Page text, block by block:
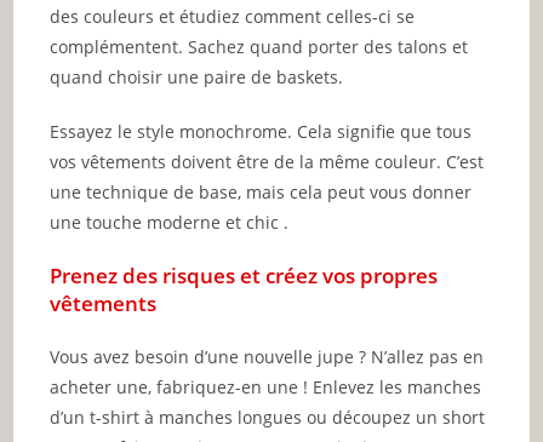
des couleurs et étudiez comment celles-ci se
complémentent. Sachez quand porter des talons et
quand choisir une paire de baskets.
Essayez le style monochrome. Cela signifie que tous
vos vêtements doivent être de la même couleur. C’est
une technique de base, mais cela peut vous donner
une touche moderne et chic .
Prenez des risques et créez vos propres
vêtements
Vous avez besoin d’une nouvelle jupe ? N’allez pas en
acheter une, fabriquez-en une ! Enlevez les manches
d’un t-shirt à manches longues ou découpez un short